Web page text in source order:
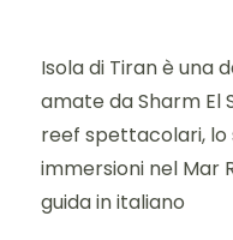
Isola di Tiran è una
amate da Sharm El
reef spettacolari, lo
immersioni nel Mar
guida in italiano